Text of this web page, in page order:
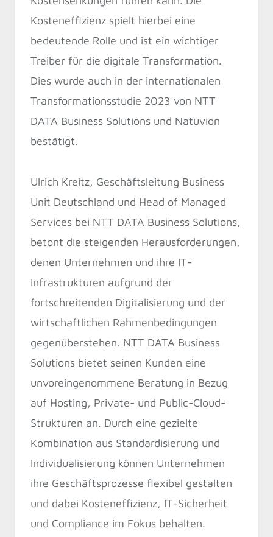
Kosteneffizienz spielt hierbei eine
bedeutende Rolle und ist ein wichtiger
Treiber für die digitale Transformation.
Dies wurde auch in der internationalen
Transformationsstudie 2023 von NTT
DATA Business Solutions und Natuvion
bestätigt.
Ulrich Kreitz, Geschäftsleitung Business
Unit Deutschland und Head of Managed
Services bei NTT DATA Business Solutions,
betont die steigenden Herausforderungen,
denen Unternehmen und ihre IT-
Infrastrukturen aufgrund der
fortschreitenden Digitalisierung und der
wirtschaftlichen Rahmenbedingungen
gegenüberstehen. NTT DATA Business
Solutions bietet seinen Kunden eine
unvoreingenommene Beratung in Bezug
auf Hosting, Private- und Public-Cloud-
Strukturen an. Durch eine gezielte
Kombination aus Standardisierung und
Individualisierung können Unternehmen
ihre Geschäftsprozesse flexibel gestalten
und dabei Kosteneffizienz, IT-Sicherheit
und Compliance im Fokus behalten.